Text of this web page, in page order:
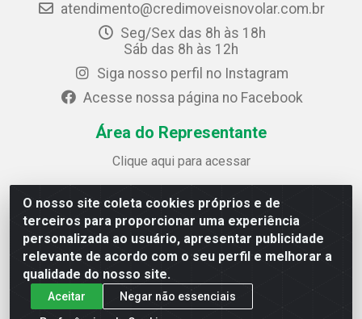
O nosso site coleta cookies próprios e de
terceiros para proporcionar uma experiência
personalizada ao usuário, apresentar publicidade
relevante de acordo com o seu perfil e melhorar a
qualidade do nosso site.
Aceitar
Negar não essenciais
atendimento@credimoveisnovolar.com.br
Seg/Sex das 8h às 18h
Sáb das 8h às 12h
Siga nosso perfil no Instagram
Acesse nossa página no Facebook
Área do Representante
Clique aqui para acessar
Credimóveis Novolar Ltda
Rua José Alves Bezerra, 430 - Prazeres - Jaboatão dos
Guararapes / PE - CEP 54.325-610
CNPJ: 09.930.165/0013-70